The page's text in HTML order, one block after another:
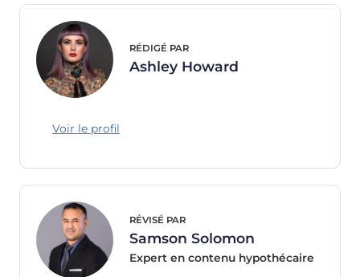
RÉDIGÉ PAR
Ashley Howard
Voir le profil
RÉVISÉ PAR
Samson Solomon
Expert en contenu hypothécaire